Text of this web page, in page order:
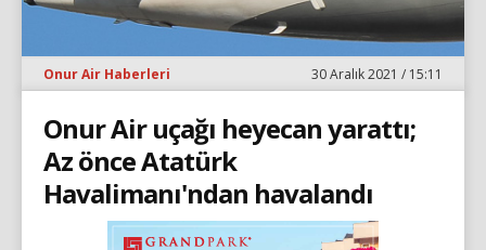
Onur Air Haberleri 30 Aralık 2021 / 15:11
Onur Air uçağı heyecan yarattı;
Az önce Atatürk
Havalimanı'ndan havalandı